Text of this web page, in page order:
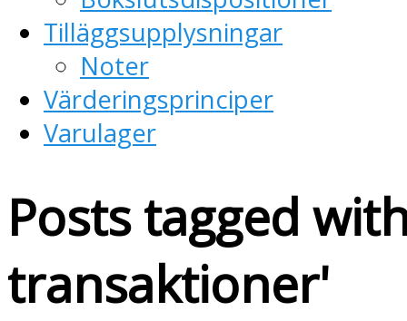
Tilläggsupplysningar
Noter
Värderingsprinciper
Varulager
Posts tagged
transaktioner'